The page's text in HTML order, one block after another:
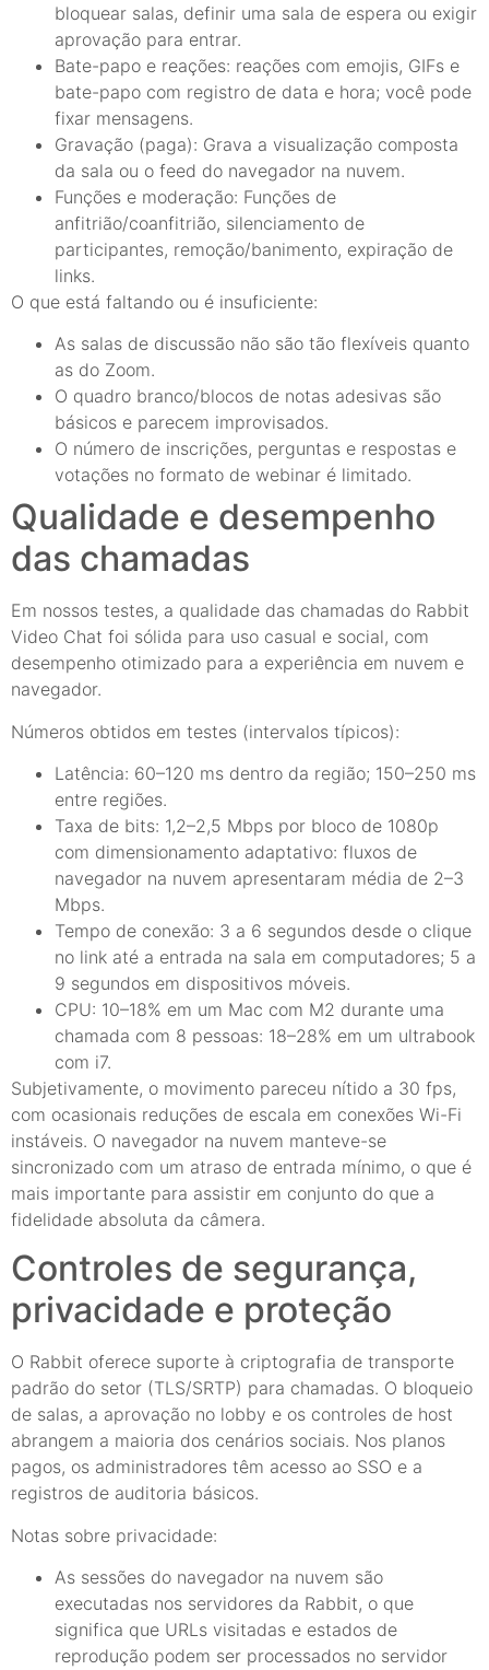
bloquear salas, definir uma sala de espera ou exigir
aprovação para entrar.
Bate-papo e reações: reações com emojis, GIFs e
bate-papo com registro de data e hora; você pode
fixar mensagens.
Gravação (paga): Grava a visualização composta
da sala ou o feed do navegador na nuvem.
Funções e moderação: Funções de
anfitrião/coanfitrião, silenciamento de
participantes, remoção/banimento, expiração de
links.
O que está faltando ou é insuficiente:
As salas de discussão não são tão flexíveis quanto
as do Zoom.
O quadro branco/blocos de notas adesivas são
básicos e parecem improvisados.
O número de inscrições, perguntas e respostas e
votações no formato de webinar é limitado.
Qualidade e desempenho
das chamadas
Em nossos testes, a qualidade das chamadas do Rabbit
Video Chat foi sólida para uso casual e social, com
desempenho otimizado para a experiência em nuvem e
navegador.
Números obtidos em testes (intervalos típicos):
Latência: 60–120 ms dentro da região; 150–250 ms
entre regiões.
Taxa de bits: 1,2–2,5 Mbps por bloco de 1080p
com dimensionamento adaptativo: fluxos de
navegador na nuvem apresentaram média de 2–3
Mbps.
Tempo de conexão: 3 a 6 segundos desde o clique
no link até a entrada na sala em computadores; 5 a
9 segundos em dispositivos móveis.
CPU: 10–18% em um Mac com M2 durante uma
chamada com 8 pessoas: 18–28% em um ultrabook
com i7.
Subjetivamente, o movimento pareceu nítido a 30 fps,
com ocasionais reduções de escala em conexões Wi-Fi
instáveis. O navegador na nuvem manteve-se
sincronizado com um atraso de entrada mínimo, o que é
mais importante para assistir em conjunto do que a
fidelidade absoluta da câmera.
Controles de segurança,
privacidade e proteção
O Rabbit oferece suporte à criptografia de transporte
padrão do setor (TLS/SRTP) para chamadas. O bloqueio
de salas, a aprovação no lobby e os controles de host
abrangem a maioria dos cenários sociais. Nos planos
pagos, os administradores têm acesso ao SSO e a
registros de auditoria básicos.
Notas sobre privacidade:
As sessões do navegador na nuvem são
executadas nos servidores da Rabbit, o que
significa que URLs visitadas e estados de
reprodução podem ser processados no servidor